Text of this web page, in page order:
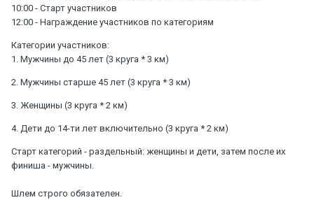
10:00 - Старт участников
12:00 - Награждение участников по категориям
Категории участников:
1. Мужчины до 45 лет (3 круга * 3 км)
2. Мужчины старше 45 лет (3 круга * 3 км)
3. Женщины (3 круга * 2 км)
4. Дети до 14-ти лет включительно (3 круга * 2 км)
Старт категорий - раздельный: женщины и дети, затем после их
финиша - мужчины.
Шлем строго обязателен.